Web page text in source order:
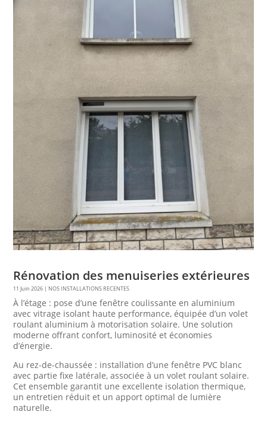
Rénovation des menuiseries extérieures
11 Juin 2026 | NOS INSTALLATIONS RECENTES
À l’étage : pose d’une fenêtre coulissante en aluminium
avec vitrage isolant haute performance, équipée d’un volet
roulant aluminium à motorisation solaire. Une solution
moderne offrant confort, luminosité et économies
d’énergie.
Au rez-de-chaussée : installation d’une fenêtre PVC blanc
avec partie fixe latérale, associée à un volet roulant solaire.
Cet ensemble garantit une excellente isolation thermique,
un entretien réduit et un apport optimal de lumière
naturelle.